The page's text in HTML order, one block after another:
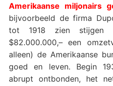
Amerikaanse miljonairs
bijvoorbeeld de firma
tot 1918 zien stijgen
$82.000.000,– een
alleen) de Amerikaanse
goed en leven. Begin
abrupt ontbonden, het